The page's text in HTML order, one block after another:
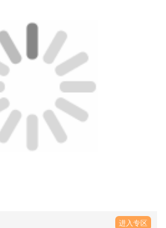
进入专区